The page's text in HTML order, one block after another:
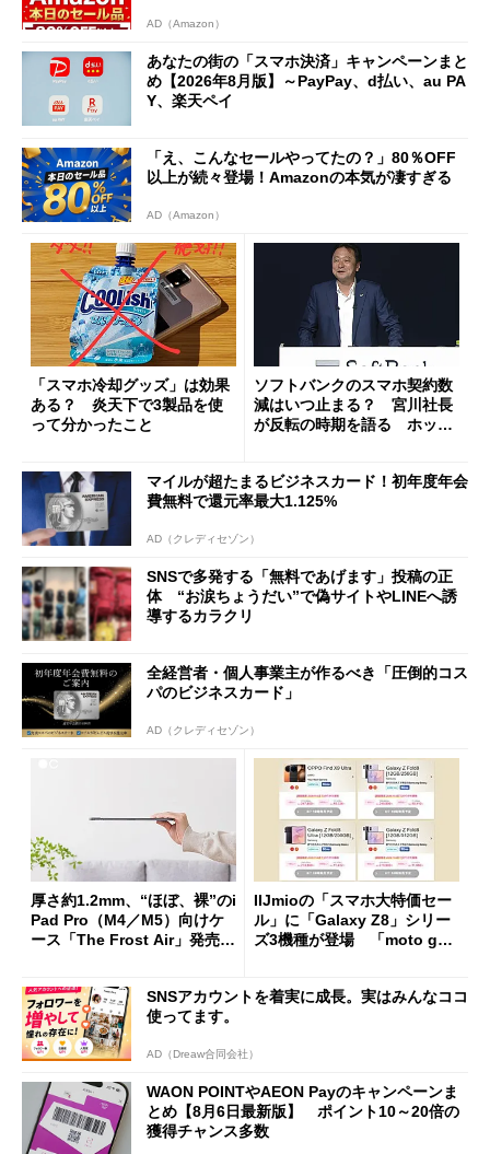
AD（Amazon）
あなたの街の「スマホ決済」キャンペーンまと
め【2026年8月版】～PayPay、d払い、au PA
Y、楽天ペイ
「え、こんなセールやってたの？」80％OFF
以上が続々登場！Amazonの本気が凄すぎる
AD（Amazon）
「スマホ冷却グッズ」は効果
ある？ 炎天下で3製品を使
って分かったこと
ソフトバンクのスマホ契約数
減はいつ止まる？ 宮川社長
が反転の時期を語る ホッピ
マイルが超たまるビジネスカード！初年度年会
費無料で還元率最大1.125%
AD（クレディセゾン）
SNSで多発する「無料であげます」投稿の正
体 “お涙ちょうだい”で偽サイトやLINEへ誘
導するカラクリ
全経営者・個人事業主が作るべき「圧倒的コス
パのビジネスカード」
AD（クレディセゾン）
厚さ約1.2mm、“ほぼ、裸”のi
Pad Pro（M4／M5）向けケ
ース「The Frost Air」発売
IIJmioの「スマホ大特価セー
ル」に「Galaxy Z8」シリー
ズ3機種が登場 「moto g37
SNSアカウントを着実に成長。実はみんなココ
使ってます。
AD（Dreaw合同会社）
WAON POINTやAEON Payのキャンペーンま
とめ【8月6日最新版】 ポイント10～20倍の
獲得チャンス多数